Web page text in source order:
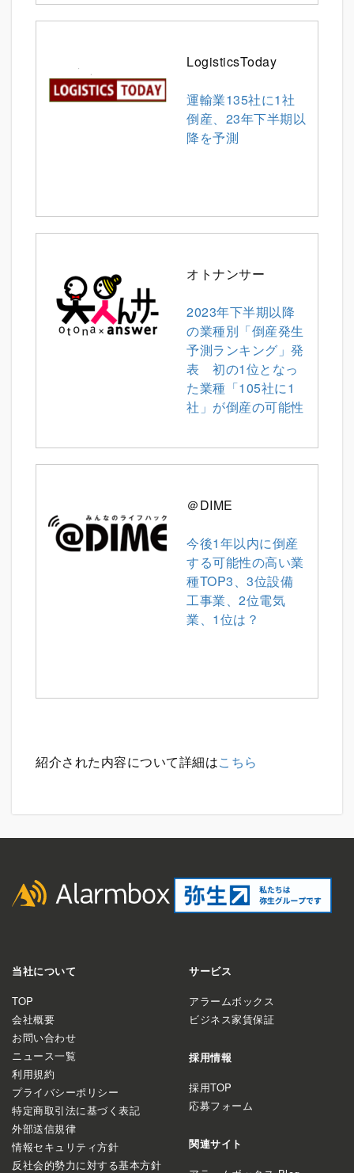
LogisticsToday
運輸業135社に1社
倒産、23年下半期以
降を予測
オトナンサー
2023年下半期以降
の業種別「倒産発生
予測ランキング」発
表 初の1位となっ
た業種「105社に1
社」が倒産の可能性
＠DIME
今後1年以内に倒産
する可能性の高い業
種TOP3、3位設備
工事業、2位電気
業、1位は？
紹介された内容について詳細はこちら
当社について
TOP
会社概要
お問い合わせ
ニュース一覧
利用規約
プライバシーポリシー
特定商取引法に基づく表記
外部送信規律
情報セキュリティ方針
反社会的勢力に対する基本方針
サービス
アラームボックス
ビジネス家賃保証
採用情報
採用TOP
応募フォーム
関連サイト